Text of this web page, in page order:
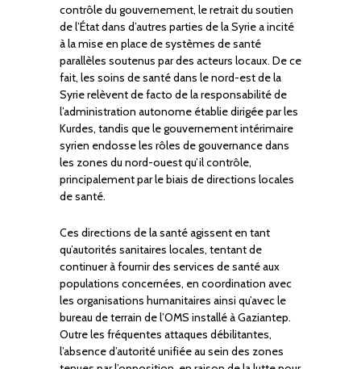
contrôle du gouvernement, le retrait du soutien
de l’État dans d’autres parties de la Syrie a incité
à la mise en place de systèmes de santé
parallèles soutenus par des acteurs locaux. De ce
fait, les soins de santé dans le nord-est de la
Syrie relèvent de facto de la responsabilité de
l’administration autonome établie dirigée par les
Kurdes, tandis que le gouvernement intérimaire
syrien endosse les rôles de gouvernance dans
les zones du nord-ouest qu’il contrôle,
principalement par le biais de directions locales
de santé.
Ces directions de la santé agissent en tant
qu’autorités sanitaires locales, tentant de
continuer à fournir des services de santé aux
populations concernées, en coordination avec
les organisations humanitaires ainsi qu’avec le
bureau de terrain de l’OMS installé à Gaziantep.
Outre les fréquentes attaques débilitantes,
l’absence d’autorité unifiée au sein des zones